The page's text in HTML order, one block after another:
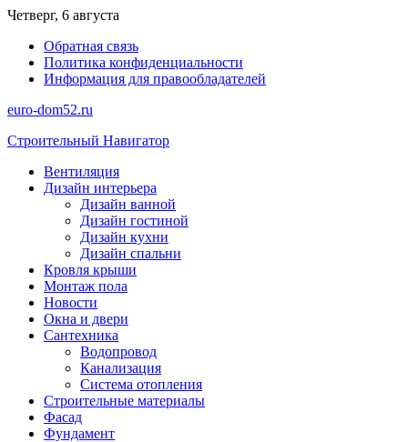
Перейти
содержимому
Четверг, 6 августа
Обратная связь
Политика конфиденциальности
Информация для правообладателей
euro-dom52.ru
Строительный Навигатор
Вентиляция
Дизайн интерьера
Дизайн ванной
Дизайн гостиной
Дизайн кухни
Дизайн спальни
Кровля крыши
Монтаж пола
Новости
Окна и двери
Сантехника
Водопровод
Канализация
Система отопления
Строительные материалы
Фасад
Фундамент